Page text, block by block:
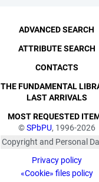
©SPbPU, 1996-2026
Copyright and Personal
published with the
consent of the individuals
Privacy policy
«Cookie» files policy
ADVANCED SEARCH
ATTRIBUTE SEARCH
CONTACTS
THE FUNDAMENTAL
LAST ARRIVALS
MOST REQUESTED